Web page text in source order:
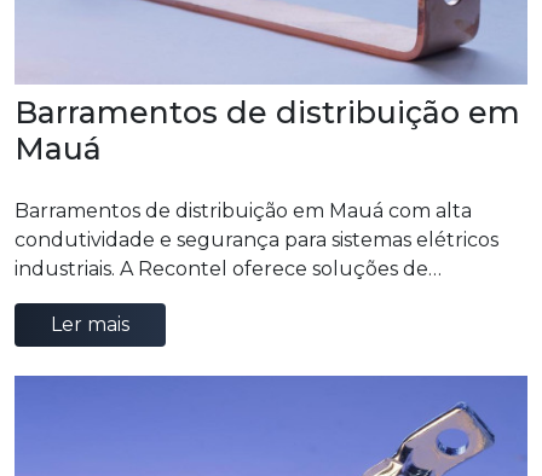
Barramentos de distribuição em
Mauá
Barramentos de distribuição em Mauá com alta
condutividade e segurança para sistemas elétricos
industriais. A Recontel oferece soluções de
barramentos de distribuição confiáveis que
garantem eficiência operacional.
Ler mais